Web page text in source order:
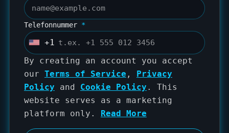
Telefonnummer *
U
i
t
e
d
+1
By creating an account you accept
our Terms of Service ,
Privacy
Policy and Cookie Policy . This
website serves as a marketing
platform only.
Read More